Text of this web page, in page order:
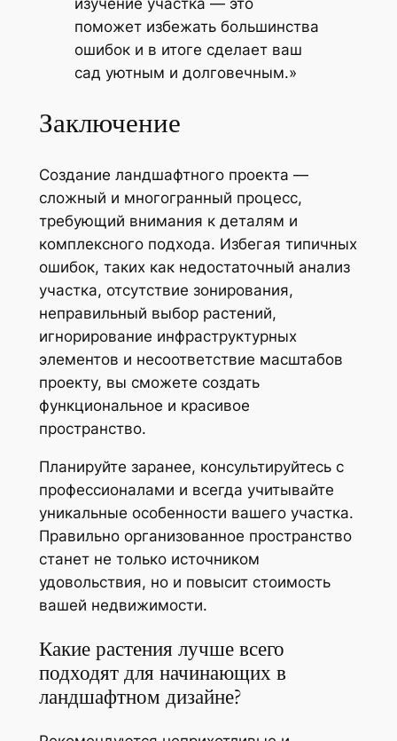
изучение участка — это
поможет избежать большинства
ошибок и в итоге сделает ваш
сад уютным и долговечным.»
Заключение
Создание ландшафтного проекта —
сложный и многогранный процесс,
требующий внимания к деталям и
комплексного подхода. Избегая типичных
ошибок, таких как недостаточный анализ
участка, отсутствие зонирования,
неправильный выбор растений,
игнорирование инфраструктурных
элементов и несоответствие масштабов
проекту, вы сможете создать
функциональное и красивое
пространство.
Планируйте заранее, консультируйтесь с
профессионалами и всегда учитывайте
уникальные особенности вашего участка.
Правильно организованное пространство
станет не только источником
удовольствия, но и повысит стоимость
вашей недвижимости.
Какие растения лучше всего
подходят для начинающих в
ландшафтном дизайне?